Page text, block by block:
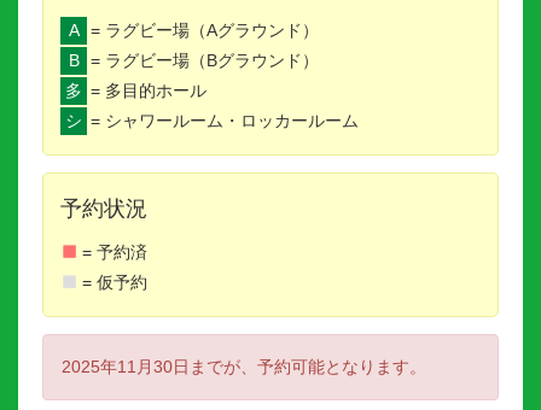
A = ラグビー場（Aグラウンド）
B = ラグビー場（Bグラウンド）
多 = 多目的ホール
シ = シャワールーム・ロッカールーム
予約状況
= 予約済
= 仮予約
2025年11月30日までが、予約可能となります。